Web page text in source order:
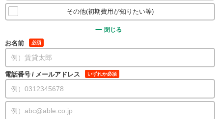
その他(初期費用が知りたい等)
閉じる
お名前 必須
電話番号 / メールアドレス いずれか必須